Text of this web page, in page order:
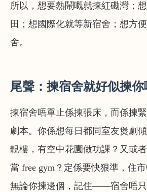
所以，想要熱鬧嘅就揀紅磡灣；
田；想國際化就等新宿舍；想方
舍。
尾聲：揀宿舍就好似揀
揀宿舍唔單止係揀張床，而係揀
劇本。你係想每日都同室友煲劇
靚樓，有空中花園做功課？又或
當 free gym？定係要快狠準，住
無論你揀邊個，記住——宿舍唔只